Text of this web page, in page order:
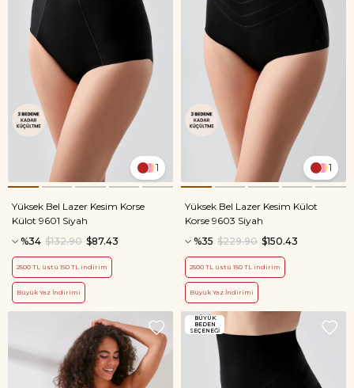
1
Yüksek Bel Lazer Kesim Korse
Külot 9601 Siyah
%34
$87.43
$132.90
2500 TL üstü 150 TL indirim
Büyük Yaz İndirimi
1
Yüksek Bel Lazer Kesim Külot
Korse 9603 Siyah
%35
$150.43
$229.90
2500 TL üstü 150 TL indirim
Büyük Yaz İndirimi
BÜYÜK
BEDEN
SEÇENEĞİ